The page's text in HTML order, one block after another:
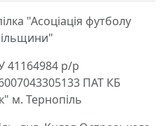
"Асоціація футболу
р/р
ПАТ КБ
м. Тернопіль